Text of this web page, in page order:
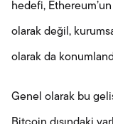
hedefi,
olarak değil,
olarak da
Genel olarak bu